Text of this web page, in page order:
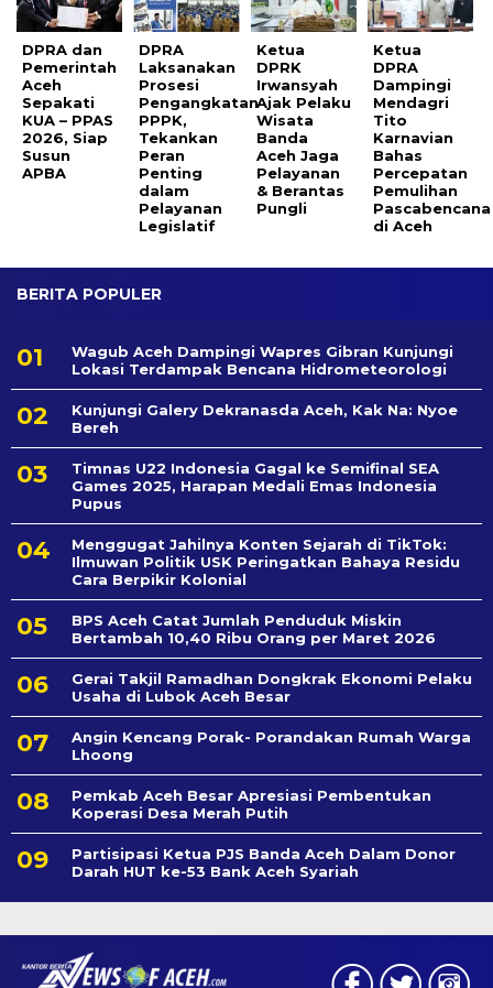
DPRA dan
Pemerintah
Aceh
Sepakati
KUA – PPAS
2026, Siap
Susun
APBA
DPRA
Laksanakan
Prosesi
Pengangkatan
PPPK,
Tekankan
Peran
Penting
dalam
Pelayanan
Legislatif
Ketua
DPRK
Irwansyah
Ajak Pelaku
Wisata
Banda
Aceh Jaga
Pelayanan
& Berantas
Pungli
Ketua
DPRA
Dampingi
Mendagri
Tito
Karnavian
Bahas
Percepatan
Pemulihan
Pascabencana
di Aceh
BERITA POPULER
Wagub Aceh Dampingi Wapres Gibran Kunjungi
Lokasi Terdampak Bencana Hidrometeorologi
Kunjungi Galery Dekranasda Aceh, Kak Na: Nyoe
Bereh
Timnas U22 Indonesia Gagal ke Semifinal SEA
Games 2025, Harapan Medali Emas Indonesia
Pupus
Menggugat Jahilnya Konten Sejarah di TikTok:
Ilmuwan Politik USK Peringatkan Bahaya Residu
Cara Berpikir Kolonial
BPS Aceh Catat Jumlah Penduduk Miskin
Bertambah 10,40 Ribu Orang per Maret 2026
Gerai Takjil Ramadhan Dongkrak Ekonomi Pelaku
Usaha di Lubok Aceh Besar
Angin Kencang Porak- Porandakan Rumah Warga
Lhoong
Pemkab Aceh Besar Apresiasi Pembentukan
Koperasi Desa Merah Putih
Partisipasi Ketua PJS Banda Aceh Dalam Donor
Darah HUT ke-53 Bank Aceh Syariah